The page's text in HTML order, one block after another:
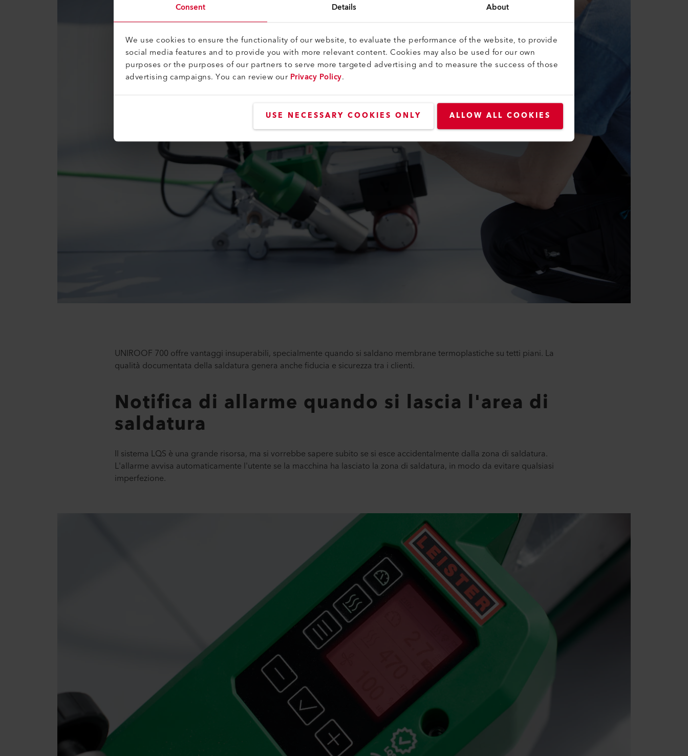
Consent Details About
We use cookies to ensure the functionality of our website, to evaluate the performance of the website, to provide
social media features and to provide you with more relevant content. Cookies may also be used for our own
purposes or the purposes of our partners to serve more targeted advertising and to measure the success of those
advertising campaigns. You can review ourPrivacy Policy.
USE NECESSARY COOKIES ONLY ALLOW ALL COOKIES
UNIROOF 700 offre vantaggi insuperabili, specialmente quando si saldano membrane termoplastiche su tetti piani. La
qualità documentata della saldatura genera anche fiducia e sicurezza tra i clienti.
Notifica di allarme quando si lascia l'area di
saldatura
Il sistema LQS è una grande risorsa, ma si vorrebbe sapere subito se si esce accidentalmente dalla zona di saldatura.
L'allarme avvisa automaticamente l'utente se la macchina ha lasciato la zona di saldatura, in modo da evitare qualsiasi
imperfezione.